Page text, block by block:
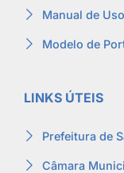
Manual de
Modelo de
LINKS ÚTEIS
Prefeitura de
Câmara